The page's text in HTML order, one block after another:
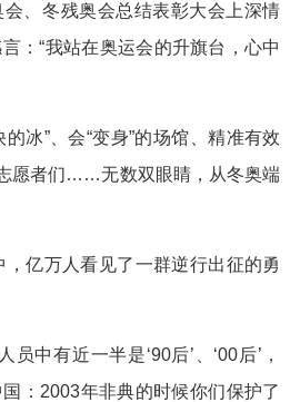
、冬残奥会总结表彰大会上深情
：“我站在奥运会的升旗台，心中
的冰”、会“变身”的场馆、精准有效
愿者们……无数双眼睛，从冬奥端
，亿万人看见了一群逆行出征的勇
员中有近一半是‘90后’、‘00后’，
：2003年非典的时候你们保护了